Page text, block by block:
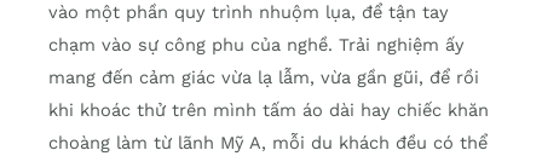
vào một phần quy trình nhuộm lụa, để tận tay
chạm vào sự công phu của nghề. Trải nghiệm ấy
mang đến cảm giác vừa lạ lẫm, vừa gần gũi, để rồi
khi khoác thử trên mình tấm áo dài hay chiếc khăn
choàng làm từ lãnh Mỹ A, mỗi du khách đều có thể